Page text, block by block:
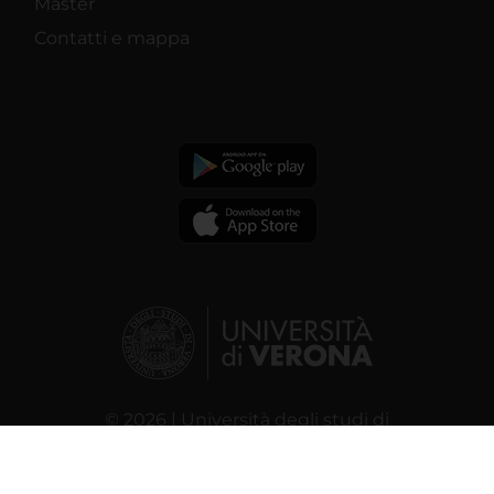
Contatti e mappa
© 2026 | Università degli studi di